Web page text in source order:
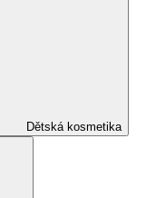
Dětská kosmetika